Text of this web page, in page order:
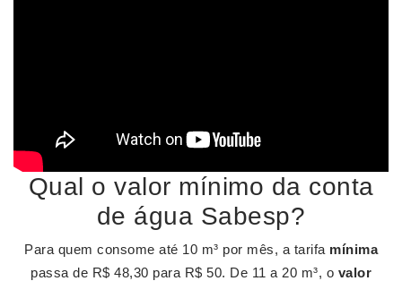
Qual o valor mínimo da conta
de água Sabesp?
Para quem consome até 10 m³ por mês, a tarifa mínima
passa de R$ 48,30 para R$ 50. De 11 a 20 m³, o valor